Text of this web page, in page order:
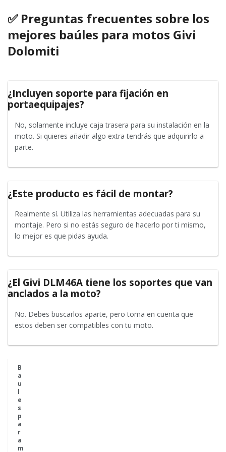
✅ Preguntas frecuentes sobre los
mejores baúles para motos Givi
Dolomiti
¿Incluyen soporte para fijación en
portaequipajes?
No, solamente incluye caja trasera para su instalación en la
moto. Si quieres añadir algo extra tendrás que adquirirlo a
parte.
¿Este producto es fácil de montar?
Realmente sí. Utiliza las herramientas adecuadas para su
montaje. Pero si no estás seguro de hacerlo por ti mismo,
lo mejor es que pidas ayuda.
¿El Givi DLM46A tiene los soportes que van
anclados a la moto?
No. Debes buscarlos aparte, pero toma en cuenta que
estos deben ser compatibles con tu moto.
B
a
u
l
e
s
p
a
r
a
m